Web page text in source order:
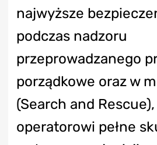
najwyższe
podczas nadzoru
przeprowadzanego
porządkowe oraz w
(Search and
operatorowi pełne